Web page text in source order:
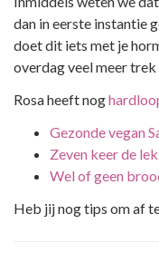
dan in eerste instantie
doet dit iets met je
overdag veel meer trek
Rosa heeft nog
Gezonde vegan
Zeven keer de
Wel of geen
Heb jij nog tips om af